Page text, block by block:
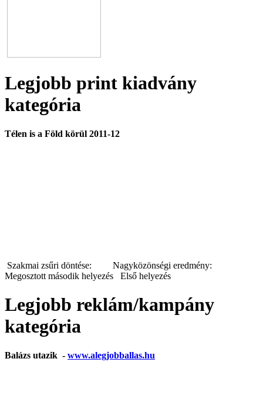
Legjobb print kiadvány
kategória
Télen is a Föld körül 2011-12
Szakmai zsűri döntése: Nagyközönségi eredmény:
Megosztott második helyezés Első helyezés
Legjobb reklám/kampány
kategória
Balázs utazik - www.alegjobballas.hu